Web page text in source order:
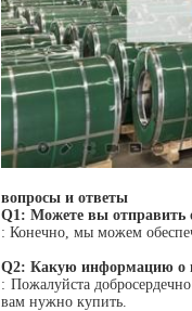
вопросы и ответы
Q1: Можете вы отправить
: Конечно, мы можем
Q2: Какую информацию о
: Пожалуйста
вам нужно купить.